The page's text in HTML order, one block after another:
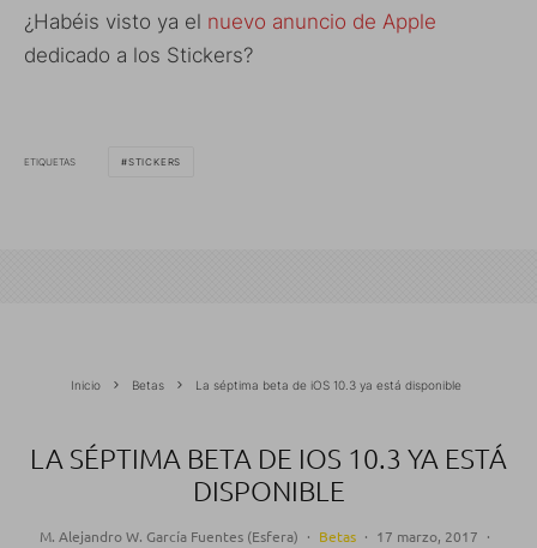
¿Habéis visto ya el nuevo anuncio de Apple
dedicado a los Stickers?
ETIQUETAS STICKERS
Inicio Betas La séptima beta de iOS 10.3 ya está disponible
LA SÉPTIMA BETA DE IOS 10.3 YA ESTÁ
DISPONIBLE
M. Alejandro W. García Fuentes (Esfera) · Betas · 17 marzo, 2017 ·